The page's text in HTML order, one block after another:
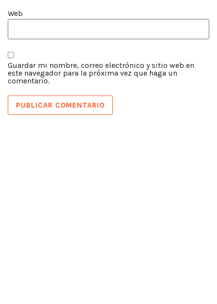
Web
Guardar mi nombre, correo electrónico y sitio web en
este navegador para la próxima vez que haga un
comentario.